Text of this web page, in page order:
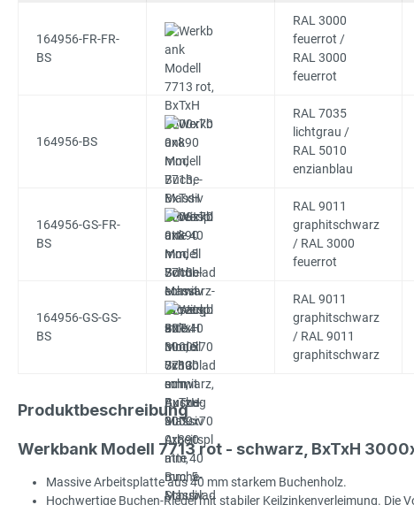
164956-FR-FR-
BS
RAL 3000
feuerrot /
RAL 3000
feuerrot
164956-BS
RAL 7035
lichtgrau /
RAL 5010
enzianblau
164956-GS-FR-
BS
RAL 9011
graphitschwarz
/ RAL 3000
feuerrot
164956-GS-GS-
BS
RAL 9011
graphitschwarz
/ RAL 9011
graphitschwarz
Produktbeschreibung
Werkbank Modell 7713 rot - schwarz, BxTxH
Massive Arbeitsplatte aus 40 mm starkem Buchenholz.
Hochwertige Buchen-Riegel mit stabiler Keilzinkenverleimung.